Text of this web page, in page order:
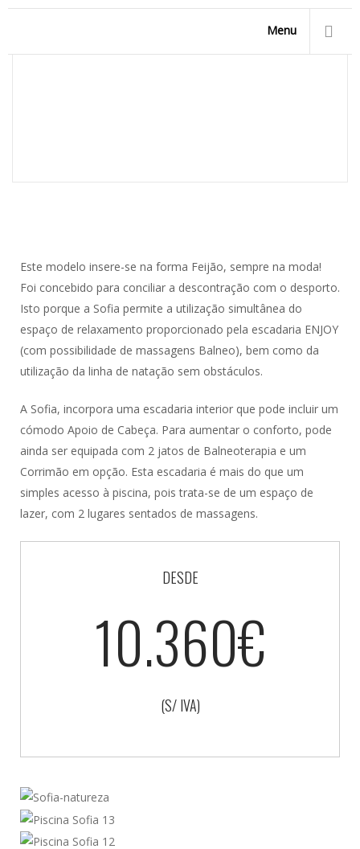
Menu
Este modelo insere-se na forma Feijão, sempre na moda!
Foi concebido para conciliar a descontração com o desporto.
Isto porque a Sofia permite a utilização simultânea do
espaço de relaxamento proporcionado pela escadaria ENJOY
(com possibilidade de massagens Balneo), bem como da
utilização da linha de natação sem obstáculos.
A Sofia, incorpora uma escadaria interior que pode incluir um
cómodo Apoio de Cabeça. Para aumentar o conforto, pode
ainda ser equipada com 2 jatos de Balneoterapia e um
Corrimão em opção. Esta escadaria é mais do que um
simples acesso à piscina, pois trata-se de um espaço de
lazer, com 2 lugares sentados de massagens.
DESDE
10.360€
(S/ IVA)